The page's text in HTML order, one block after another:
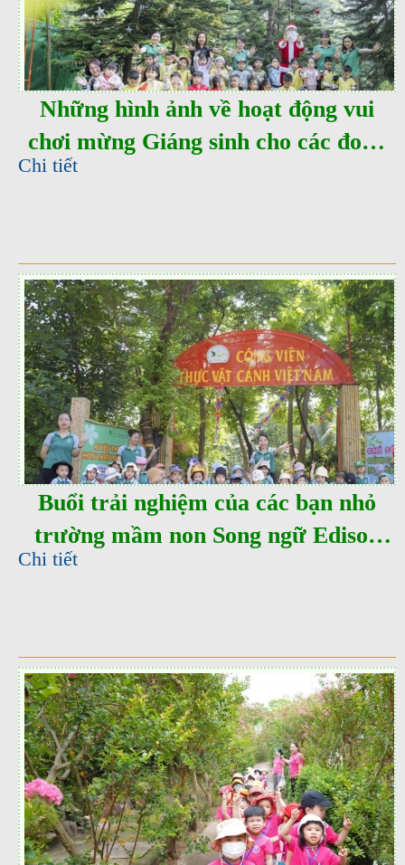
Những hình ảnh về hoạt động vui
chơi mừng Giáng sinh cho các đoàn
trường trải nghiệm tại EdenPark
Chi tiết
Buổi trải nghiệm của các bạn nhỏ
trường mầm non Song ngữ Edison
Chi tiết